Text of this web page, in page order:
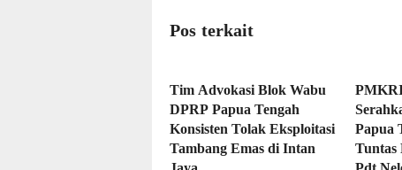
Pos terkait
Tim Advokasi Blok Wabu
DPRP Papua Tengah
Konsisten Tolak Eksploitasi
Tambang Emas di Intan
Papua
Tuntas